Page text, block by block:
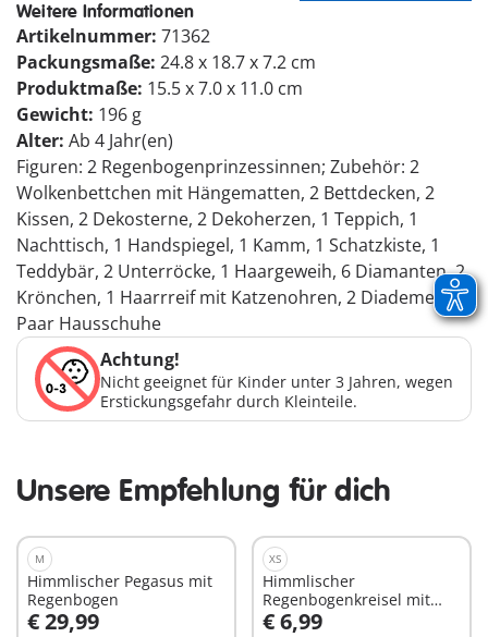
Weitere Informationen
Artikelnummer: 71362
Packungsmaße: 24.8 x 18.7 x 7.2 cm
Produktmaße: 15.5 x 7.0 x 11.0 cm
Gewicht: 196 g
Alter: Ab 4 Jahr(en)
Figuren: 2 Regenbogenprinzessinnen; Zubehör: 2
Wolkenbettchen mit Hängematten, 2 Bettdecken, 2
Kissen, 2 Dekosterne, 2 Dekoherzen, 1 Teppich, 1
Nachttisch, 1 Handspiegel, 1 Kamm, 1 Schatzkiste, 1
Teddybär, 2 Unterröcke, 1 Haargeweih, 6 Diamanten, 2
Krönchen, 1 Haarrreif mit Katzenohren, 2 Diademe, 2
Paar Hausschuhe
Achtung!
Nicht geeignet für Kinder unter 3 Jahren, wegen
Erstickungsgefahr durch Kleinteile.
Unsere Empfehlung für dich
M
Himmlischer Pegasus mit
Regenbogen
€ 29,99
In den Warenkorb
XS
Himmlischer
Regenbogenkreisel mit
Prinzessin
€ 6,99
In den Warenkorb